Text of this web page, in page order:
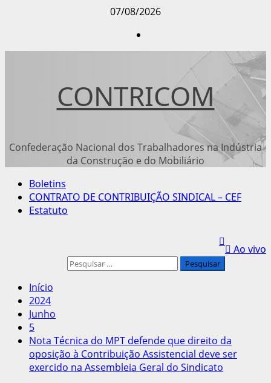
conteúdo
07/08/2026
CONTRICOM
Confederação Nacional dos Trabalhadores na Indústria
da Construção e do Mobiliário
Menu
principal
Boletins
CONTRATO DE CONTRIBUIÇÃO SINDICAL – CEF
Estatuto
Pesquisar
Ao vivo
Início
2024
Junho
5
Nota Técnica do MPT defende que direito da
oposição à Contribuição Assistencial deve ser
exercido na Assembleia Geral do Sindicato